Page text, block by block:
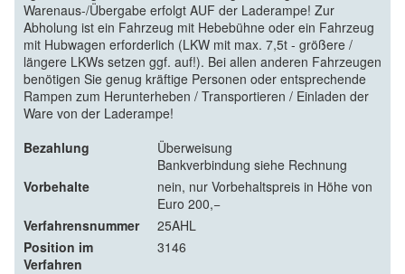
Warenaus-/Übergabe erfolgt AUF der Laderampe! Zur
Abholung ist ein Fahrzeug mit Hebebühne oder ein Fahrzeug
mit Hubwagen erforderlich (LKW mit max. 7,5t - größere /
längere LKWs setzen ggf. auf!). Bei allen anderen Fahrzeugen
benötigen Sie genug kräftige Personen oder entsprechende
Rampen zum Herunterheben / Transportieren / Einladen der
Ware von der Laderampe!
Bezahlung
Überweisung
Bankverbindung siehe Rechnung
Vorbehalte
nein, nur Vorbehaltspreis in Höhe von
Euro 200,−
Verfahrensnummer
25AHL
Position im
Verfahren
3146